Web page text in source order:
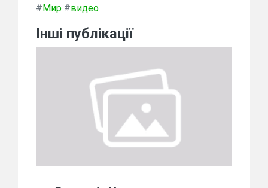
#Мир #видео
Інші публікації